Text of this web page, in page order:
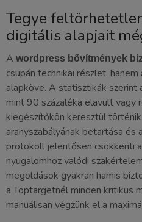
Tegye
digitális alapjait
A wordpress bővítmények
csupán technikai részlet,
alapköve. A statisztikák szerint
mint 90 százaléka elavult vagy
kiegészítőkön keresztül
aranyszabályának betartása és
protokoll jelentősen csökkenti
nyugalomhoz valódi
megoldások gyakran hamis
a Toptargetnél minden kritikus
manuálisan végzünk el a